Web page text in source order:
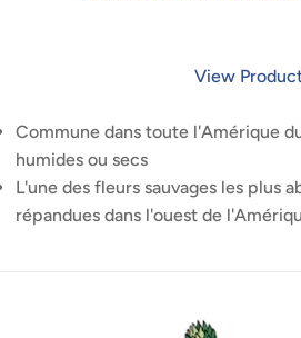
View
Commune dans toute l'Amérique
humides ou secs
L'une des fleurs sauvages les plus
répandues dans l'ouest de